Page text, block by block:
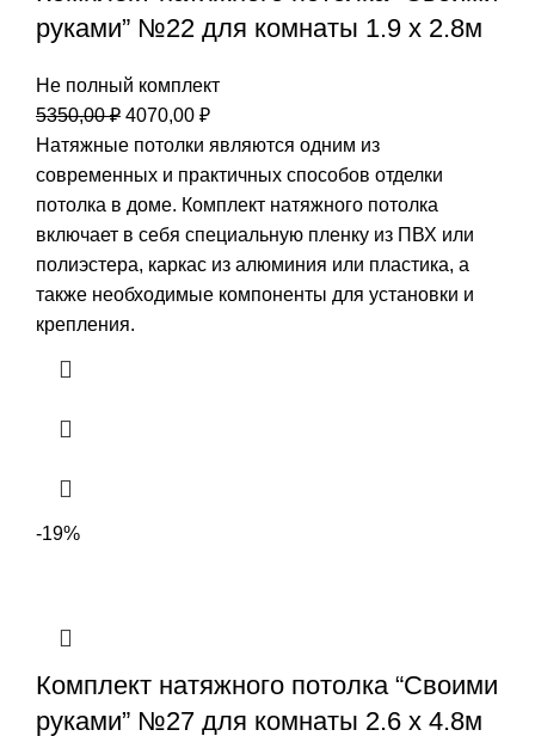
руками” №22 для комнаты 1.9 х 2.8м
Не полный комплект
5350,00₽ Первоначальная
цена
составляла
5350,00 ₽.
4070,00 ₽Текущая
цена:
4070,00 ₽.
Натяжные потолки являются одним из
современных и практичных способов отделки
потолка в доме. Комплект натяжного потолка
включает в себя специальную пленку из ПВХ или
полиэстера, каркас из алюминия или пластика, а
также необходимые компоненты для установки и
крепления.
-19%
Комплект натяжного потолка “Своими
руками” №27 для комнаты 2.6 х 4.8м